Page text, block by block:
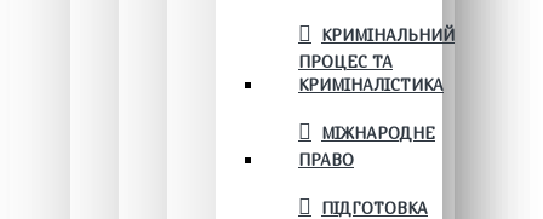
КРИМІНАЛЬНИЙ
ПРОЦЕС ТА
КРИМІНАЛІСТИКА
МІЖНАРОДНЕ
ПРАВО
ПІДГОТОВКА